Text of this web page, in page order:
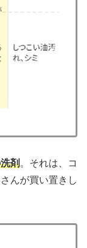
剤。それは、コ
んが買い置きし